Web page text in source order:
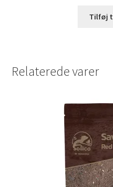
Tilføj
Relaterede varer